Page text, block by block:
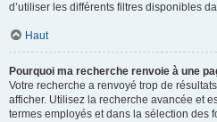
d’utiliser les différents filtres disponibles
Haut
Pourquoi ma recherche renvoie à une
Votre recherche a renvoyé trop de
afficher. Utilisez la recherche avancée et
termes employés et dans la sélection des